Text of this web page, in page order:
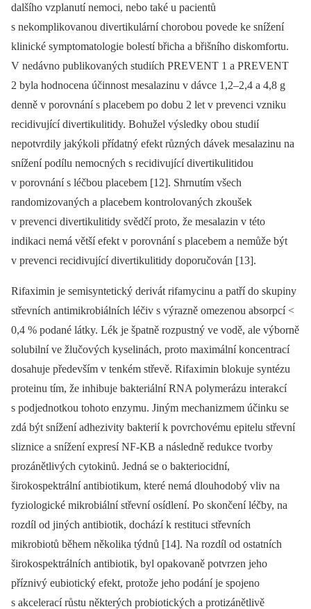
dalšího vzplanutí nemoci, nebo také u pacientů
s nekomplikovanou divertikulární chorobou povede ke snížení
klinické symptomatologie bolestí břicha a břišního diskomfortu.
V nedávno publikovaných studiích PREVENT 1 a PREVENT
2 byla hodnocena účinnost mesalazinu v dávce 1,2–2,4 a 4,8 g
denně v porovnání s placebem po dobu 2 let v prevenci vzniku
recidivující divertikulitidy. Bohužel výsledky obou studií
nepotvrdily jakýkoli přídatný efekt různých dávek mesalazinu na
snížení podílu nemocných s recidivující divertikulitidou
v porovnání s léčbou placebem [12]. Shrnutím všech
randomizovaných a placebem kontrolovaných zkoušek
v prevenci divertikulitidy svědčí proto, že mesalazin v této
indikaci nemá větší efekt v porovnání s placebem a nemůže být
v prevenci recidivující divertikulitidy doporučován [13].
Rifaximin je semisyntetický derivát rifamycinu a patří do skupiny
střevních antimikrobiálních léčiv s výrazně omezenou absorpcí <
0,4 % podané látky. Lék je špatně rozpustný ve vodě, ale výborně
solubilní ve žlučových kyselinách, proto maximální koncentrací
dosahuje především v tenkém střevě. Rifaximin blokuje syntézu
proteinu tím, že inhibuje bakteriální RNA polymerázu interakcí
s podjednotkou tohoto enzymu. Jiným mechanizmem účinku se
zdá být snížení adhezivity bakterií k povrchovému epitelu střevní
sliznice a snížení expresí NF-KB a následně redukce tvorby
prozánětlivých cytokinů. Jedná se o bakteriocidní,
širokospektrální antibiotikum, které nemá dlouhodobý vliv na
fyziologické mikrobiální střevní osídlení. Po skončení léčby, na
rozdíl od jiných antibiotik, dochází k restituci střevních
mikrobiotů během několika týdnů [14]. Na rozdíl od ostatních
širokospektrálních antibiotik, byl opakovaně potvrzen jeho
příznivý eubiotický efekt, protože jeho podání je spojeno
s akcelerací růstu některých probiotických a protizánětlivě